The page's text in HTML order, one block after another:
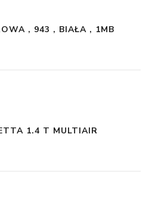
, 943 , BIAŁA , 1MB
1.4 T MULTIAIR